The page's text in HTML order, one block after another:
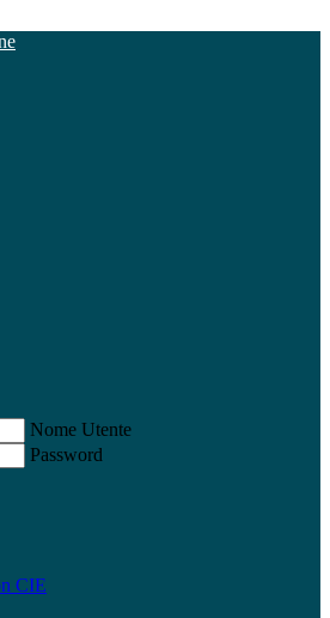
Nome Utente
Password
CIE